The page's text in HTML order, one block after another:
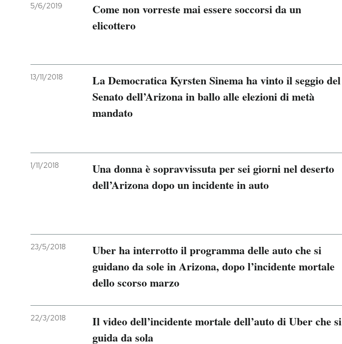
5/6/2019
Come non vorreste mai essere soccorsi da un
elicottero
13/11/2018
La Democratica Kyrsten Sinema ha vinto il seggio del
Senato dell’Arizona in ballo alle elezioni di metà
mandato
1/11/2018
Una donna è sopravvissuta per sei giorni nel deserto
dell’Arizona dopo un incidente in auto
23/5/2018
Uber ha interrotto il programma delle auto che si
guidano da sole in Arizona, dopo l’incidente mortale
dello scorso marzo
22/3/2018
Il video dell’incidente mortale dell’auto di Uber che si
guida da sola